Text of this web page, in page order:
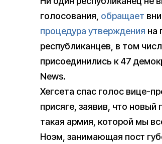
голосования, обращает
процедура утверждения на
республиканцев, в том
присоединились к 47
News.
Хегсета спас голос вице-
присяге, заявив, что
такая армия, которой мы
Ноэм, занимающая пост